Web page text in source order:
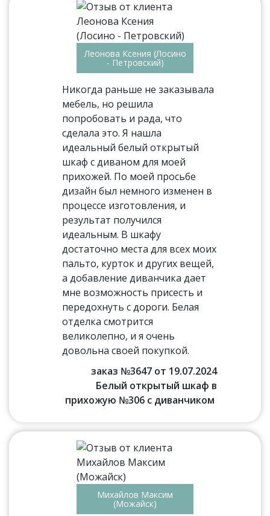
Леонова Ксения (Лосино
- Петровский)
Никогда раньше не заказывала
мебель, но решила
попробовать и рада, что
сделала это. Я нашла
идеальный белый открытый
шкаф с диваном для моей
прихожей. По моей просьбе
дизайн был немного изменен в
процессе изготовления, и
результат получился
идеальным. В шкафу
достаточно места для всех моих
пальто, курток и других вещей,
а добавление диванчика дает
мне возможность присесть и
передохнуть с дороги. Белая
отделка смотрится
великолепно, и я очень
довольна своей покупкой.
заказ №3647 от 19.07.2024
Белый открытый шкаф в
прихожую №306 с диванчиком
Михайлов Максим
(Можайск)